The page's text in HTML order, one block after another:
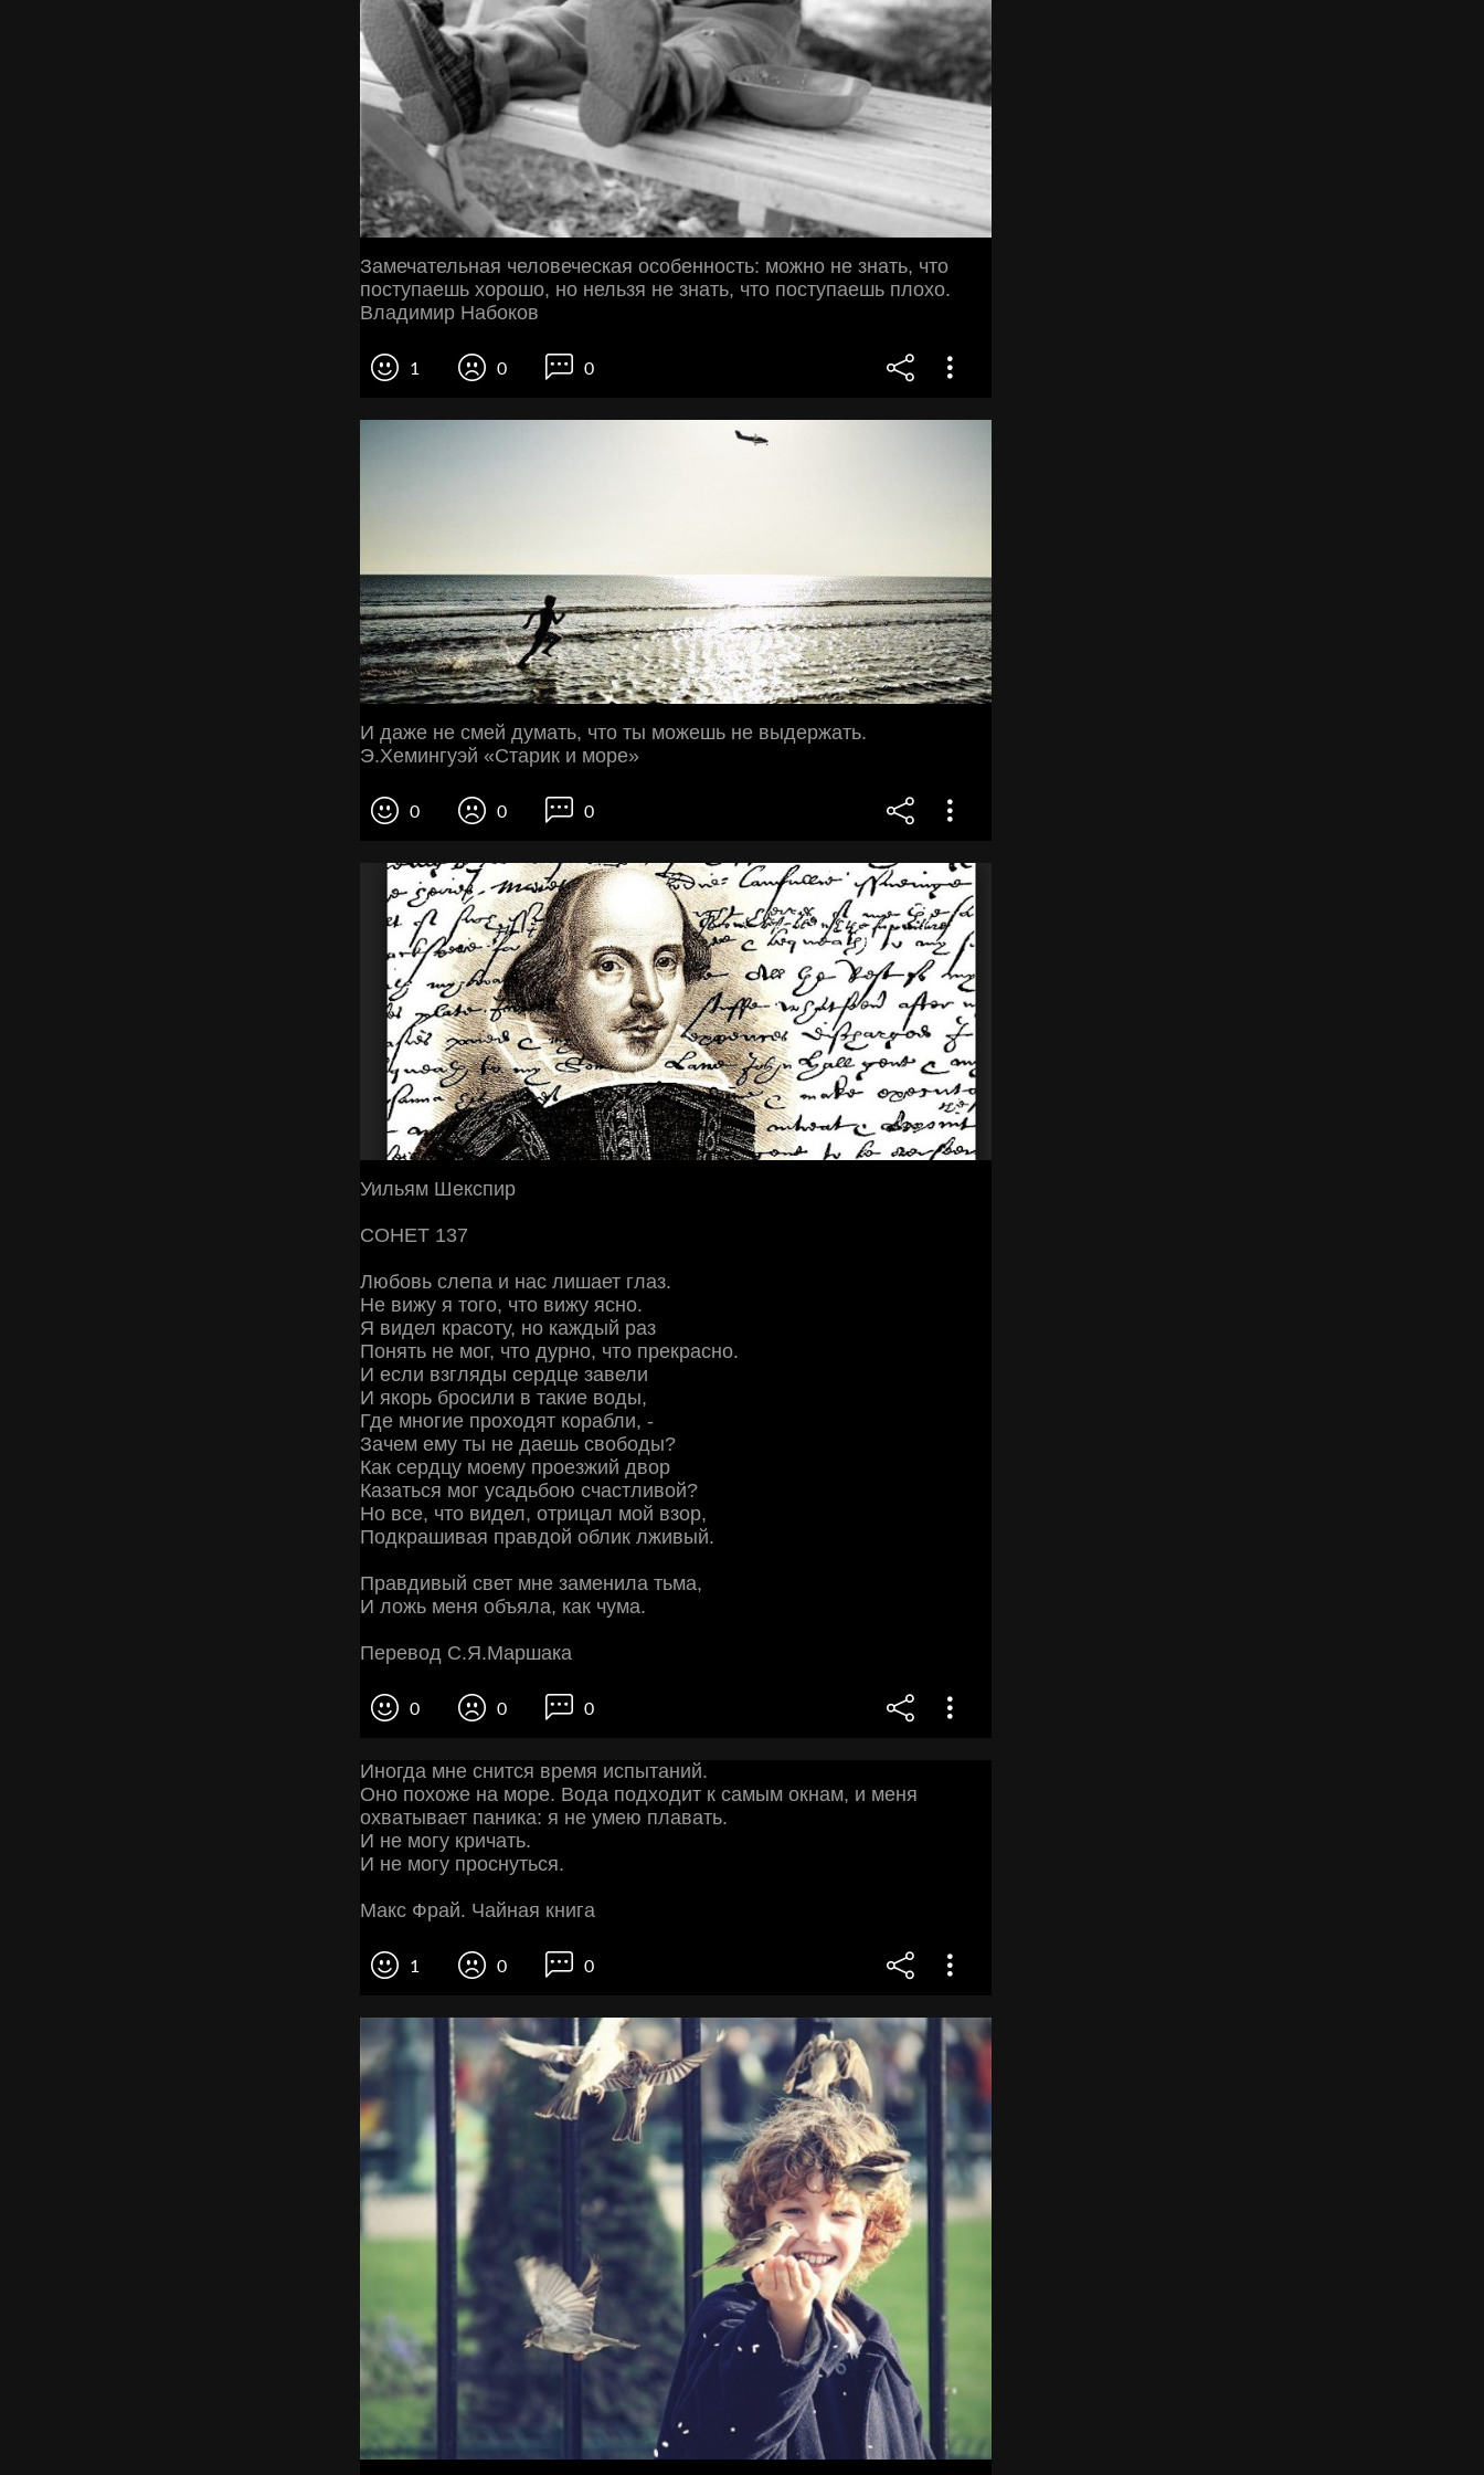
Замечательная человеческая особенность: можно не знать, что
поступаешь хорошо, но нельзя не знать, что поступаешь плохо.
Владимир Набоков
1 0 0
И даже не смей думать, что ты можешь не выдержать.
Э.Хемингуэй «Старик и море»
0 0 0
Уильям Шекспир
СОНЕТ 137
Любовь слепа и нас лишает глаз.
Не вижу я того, что вижу ясно.
Я видел красоту, но каждый раз
Понять не мог, что дурно, что прекрасно.
И если взгляды сердце завели
И якорь бросили в такие воды,
Где многие проходят корабли, -
Зачем ему ты не даешь свободы?
Как сердцу моему проезжий двор
Казаться мог усадьбою счастливой?
Но все, что видел, отрицал мой взор,
Подкрашивая правдой облик лживый.
Правдивый свет мне заменила тьма,
И ложь меня объяла, как чума.
Перевод С.Я.Маршака
0 0 0
Иногда мне снится время испытаний.
Оно похоже на море. Вода подходит к самым окнам, и меня
охватывает паника: я не умею плавать.
И не могу кричать.
И не могу проснуться.
Макс Фрай. Чайная книга
1 0 0